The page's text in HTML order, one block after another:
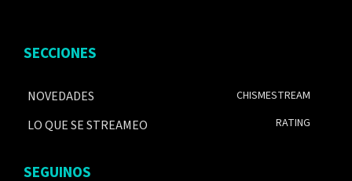
SECCIONES
NOVEDADES
LO QUE SE STREAMEO
CHISMESTREAM
RATING
SEGUINOS